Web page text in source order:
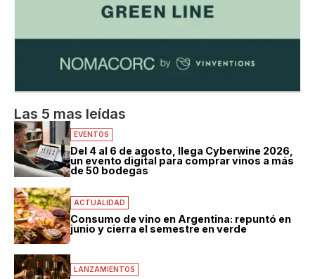
Las 5 mas leídas
EVENTOS
Del 4 al 6 de agosto, llega Cyberwine 2026,
un evento digital para comprar vinos a más
de 50 bodegas
ACTUALIDAD
Consumo de vino en Argentina: repuntó en
junio y cierra el semestre en verde
LANZAMIENTOS